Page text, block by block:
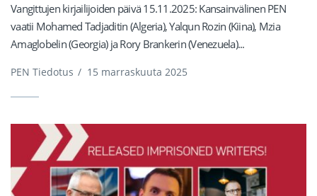
Vangittujen kirjailijoiden päivä 15.11.2025: Kansainvälinen PEN
vaatii Mohamed Tadjaditin (Algeria), Yalqun Rozin (Kiina), Mzia
Amaglobelin (Georgia) ja Rory Brankerin (Venezuela)...
PEN Tiedotus / 15 marraskuuta 2025